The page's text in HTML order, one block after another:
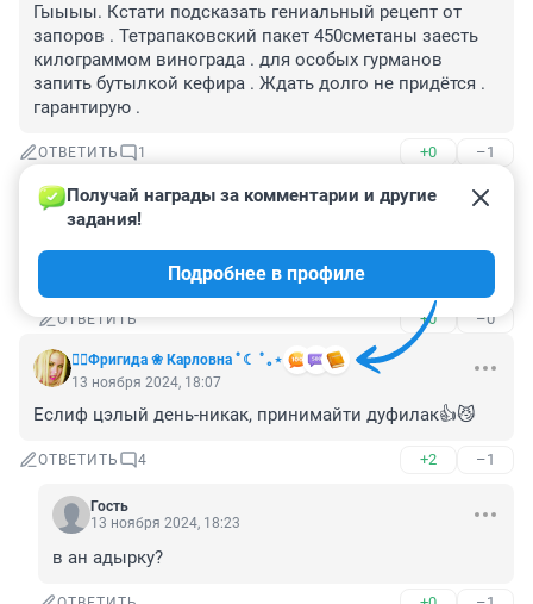
Гыыыы. Кстати подсказать гениальный рецепт от
запоров . Тетрапаковский пакет 450сметаны заесть
килограммом винограда . для особых гурманов
запить бутылкой кефира . Ждать долго не придётся .
гарантирую .
ОТВЕТИТЬ 1 +0 –1
Гость
14 ноября 2024, 00:11
Гость, ещё роллы с молочным коктейлем работают
ОТВЕТИТЬ +0 –0
❤️‍🔥Фригида ❀ Карловна ﾟ☾ ﾟ｡⋆
Получай награды за комментарии и другие
задания!
Подробнее в профиле
13 ноября 2024, 18:07
Еслиф цэлый день-никак, принимайти дуфилак👍😼
ОТВЕТИТЬ 4 +2 –1
Гость
13 ноября 2024, 18:23
в ан адырку?